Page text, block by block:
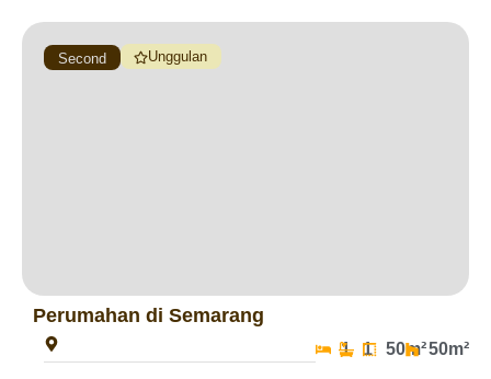
Second Unggulan
Perumahan di Semarang
1 1 50m²50m²